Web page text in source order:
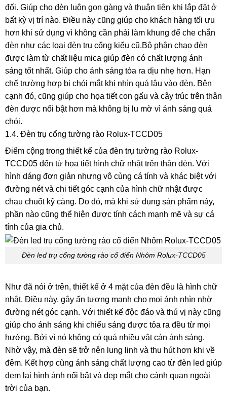
đối. Giúp cho đèn luôn gọn gàng và thuận tiên khi lắp đặt ở
bất kỳ vị trí nào. Điều này cũng giúp cho khách hàng tối ưu
hơn khi sử dụng vì không cần phải làm khung để che chắn
đèn như các loại đèn trụ cổng kiểu cũ.Bộ phận chao đèn
được làm từ chất liệu mica giúp đèn có chất lượng ánh
sáng tốt nhất. Giúp cho ánh sáng tỏa ra dịu nhẹ hơn. Hạn
chế trường hợp bị chói mắt khi nhìn quá lâu vào đèn. Bên
cạnh đó, cũng giúp cho họa tiết con gấu và cây trúc trên thân
đèn được nổi bật hơn mà không bị lu mờ vì ánh sáng quá
chói.
1.4. Đèn trụ cổng tường rào Rolux-TCCD05
Điểm cộng trong thiết kế của đèn trụ tường rào Rolux-
TCCD05 đến từ họa tiết hình chữ nhật trên thân đèn. Với
hình dáng đơn giản nhưng vô cùng cá tính và khác biệt với
đường nét và chi tiết góc cạnh của hình chữ nhật được
chau chuốt kỹ càng. Do đó, mà khi sử dụng sản phẩm này,
phần nào cũng thể hiện được tính cách mạnh mẽ và sự cá
tính của gia chủ.
Đèn led trụ cổng tường rào cổ điển Nhôm Rolux-TCCD05
Như đã nói ở trên, thiết kế ở 4 mặt của đèn đều là hình chữ
nhật. Điều này, gây ấn tượng mạnh cho mọi ánh nhìn nhờ
đường nét góc cạnh. Với thiết kế độc đáo và thú vị này cũng
giúp cho ánh sáng khi chiếu sáng được tỏa ra đều từ mọi
hướng. Bởi vì nó không có quá nhiều vật cản ảnh sáng.
Nhờ vậy, mà đèn sẽ trở nên lung linh và thu hút hơn khi về
đêm. Kết hợp cùng ánh sáng chất lượng cao từ đèn led giúp
đem lại hình ảnh nổi bật và đẹp mắt cho cảnh quan ngoài
trời của bạn.